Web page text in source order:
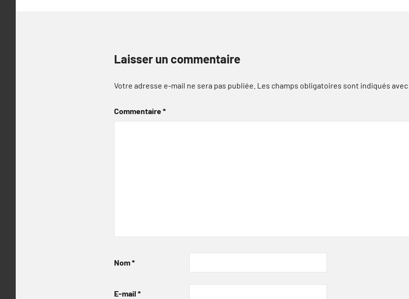
Laisser un commentaire
Votre adresse e-mail ne sera pas publiée. Les champs obligatoires sont indiqués avec
Commentaire*
Nom*
E-mail *